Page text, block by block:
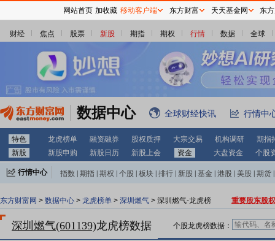
财经 焦点 股票 新股 期指 期权 行情 数据 全球
数据中心 全球财经快讯 行情中
特色 龙虎榜单 融资融券 股权质押 大宗交易 机构调研
期指
新股
新股申购 新股日历 新股上会 资金 大盘资金 个股
行情中心 指数 期指 期权 个股 板块 排行 新股 基金 港股 美股 期货
东方财富网 > 数据中心 > 龙虎榜单 > 深圳燃气 > 深圳燃气-龙虎榜 重要股东股
深圳燃气(601139)龙虎榜数据 个股龙虎榜数据：
网站首页 加收藏 移动客户端 东方财富 天天基金网 东